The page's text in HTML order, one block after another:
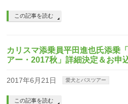
この記事を読む
カリスマ添乗員平田進也氏添乗
アー・2017秋」詳細決定＆お申
2017年6月21日 愛犬とバスツアー
この記事を読む